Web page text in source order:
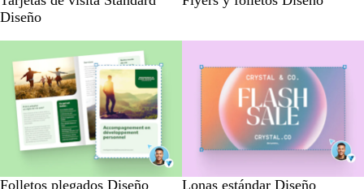
Diseño
Folletos plegados Diseño Lonas estándar Diseño